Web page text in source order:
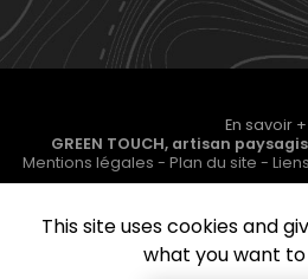
En savoir +
GREEN TOUCH
Fermer
GREEN TOUCH, artisan
Mentions légales - Plan du site -
Création et
Demande de
This site uses cookies and
what you want